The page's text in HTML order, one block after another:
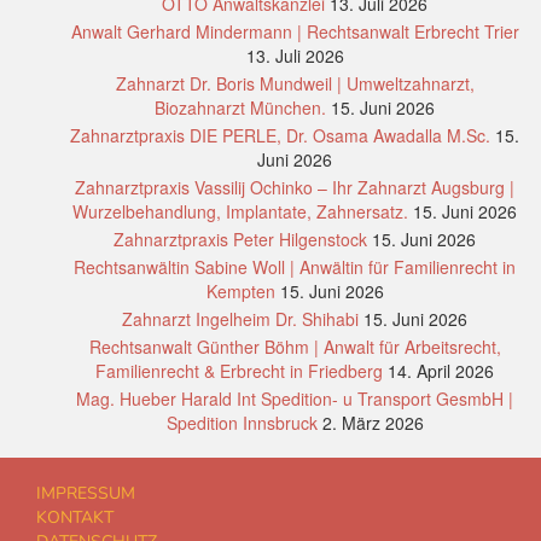
Anwalt Gerhard Mindermann | Rechtsanwalt Erbrecht Trier
13. Juli 2026
Zahnarzt Dr. Boris Mundweil | Umweltzahnarzt,
Biozahnarzt München. 15. Juni 2026
Zahnarztpraxis DIE PERLE, Dr. Osama Awadalla M.Sc. 15.
Juni 2026
Zahnarztpraxis Vassilij Ochinko – Ihr Zahnarzt Augsburg |
Wurzelbehandlung, Implantate, Zahnersatz. 15. Juni 2026
Zahnarztpraxis Peter Hilgenstock 15. Juni 2026
Rechtsanwältin Sabine Woll | Anwältin für Familienrecht in
Kempten 15. Juni 2026
Zahnarzt Ingelheim Dr. Shihabi 15. Juni 2026
Rechtsanwalt Günther Böhm | Anwalt für Arbeitsrecht,
Familienrecht & Erbrecht in Friedberg 14. April 2026
Mag. Hueber Harald Int Spedition- u Transport GesmbH |
Spedition Innsbruck 2. März 2026
IMPRESSUM
KONTAKT